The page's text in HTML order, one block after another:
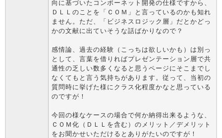
向に基づいたコンポーネット開発の仕様ですから、
ＤＬＬのことを「ＣＯＭ」と言っているのかも知れ
ません。ただ、「ビジネスロジック層」だとかどっ
かの文献に出ていそうな話ばかりなので？
感情論、過去の経験（こっちは欲しいかも）は別っ
として、言葉を借りればプレゼンテーション層で共
通性の乏しい数多くなると思うページにそこまでし
なくてもと言う気持ちがあります。従って、当初の
質問時に挙げた様にクラス化程度かなと思っている
のですが！
今回の様なケースの場合で何か納得出来るような、
ＣＯＭ化（ＤＬＬを含む）のメリット／デメリット
をお聞かせいただけるとありがたいのですが！